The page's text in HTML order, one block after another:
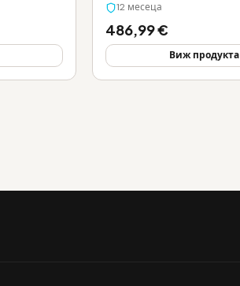
12 месеца
486,99 €
Виж продукта